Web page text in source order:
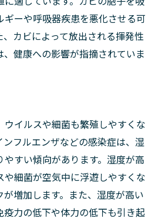
ギーや呼吸器疾患を悪化させる可
カビによって放出される揮発性
、健康への影響が指摘されていま
イルスや細菌も繁殖しやすくな
ンフルエンザなどの感染症は、湿
すい傾向があります。湿度が高
や細菌が空気中に浮遊しやすくな
が増加します。また、湿度が高い
力の低下や体力の低下も引き起